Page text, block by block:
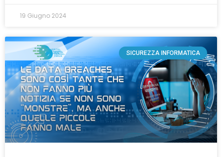
19 Giugno 2024
SICUREZZA INFORMATICA